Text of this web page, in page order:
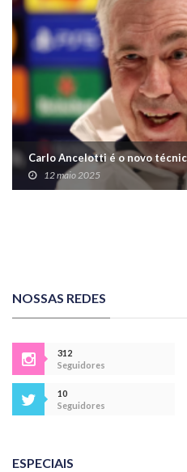
Carlo Ancelotti é o novo
12 maio 2025
NOSSAS REDES
312
Seguidores
10
Seguidores
ESPECIAIS